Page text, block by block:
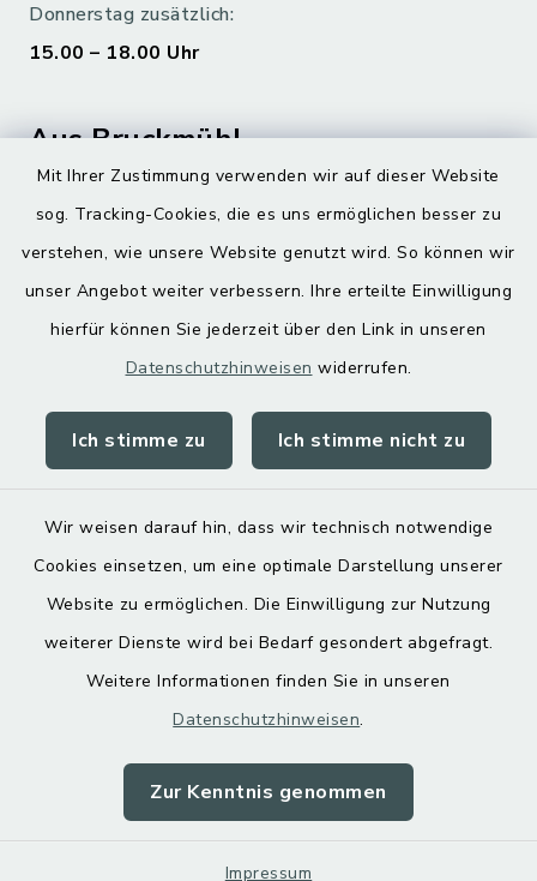
Mit Ihrer Zustimmung verwenden wir auf dieser Website
sog. Tracking-Cookies, die es uns ermöglichen besser zu
verstehen, wie unsere Website genutzt wird. So können wir
unser Angebot weiter verbessern. Ihre erteilte Einwilligung
hierfür können Sie jederzeit über den Link in unseren
Datenschutzhinweisen widerrufen.
Ich stimme zu Ich stimme nicht zu
Wir weisen darauf hin, dass wir technisch notwendige
Cookies einsetzen, um eine optimale Darstellung unserer
Website zu ermöglichen. Die Einwilligung zur Nutzung
weiterer Dienste wird bei Bedarf gesondert abgefragt.
Weitere Informationen finden Sie in unseren
Datenschutzhinweisen.
Zur Kenntnis genommen
Impressum
Donnerstag zusätzlich:
15.00 – 18.00 Uhr
Aus Bruckmühl
Digitaler Ortsplan
Kontakt
Datenschutz
Impressum
Sitemap
Cookie-Einstellungen